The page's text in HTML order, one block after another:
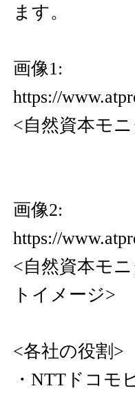
ます。
画像1:
https://
<自然資本モ
画像2:
https://
<自然資本モ
トイメージ>
<各社の役割>
・NTTドコモ